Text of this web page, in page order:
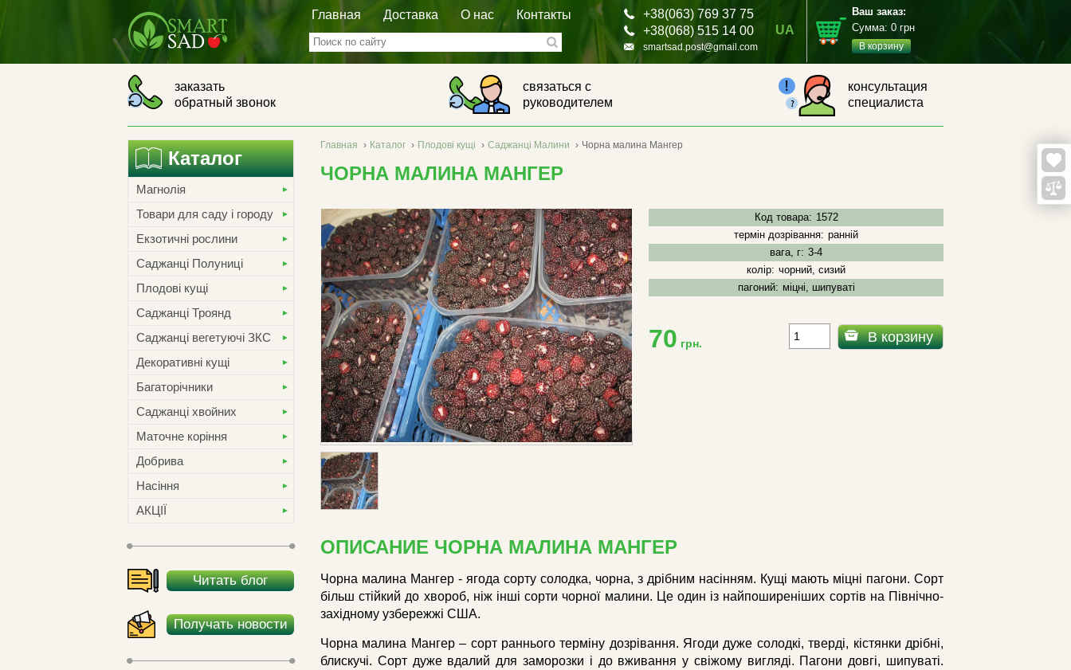
Главная Доставка О нас Контакты
+38(063) 769 37 75
+38(068) 515 14 00
smartsad.post@gmail.com
UA
Ваш заказ:
Сумма: 0 грн
В корзину
заказать
обратный звонок
связаться с
руководителем
консультация
специалиста
Каталог
Магнолія
Товари для саду і городу
Екзотичні рослини
Саджанці Полуниці
Плодові кущі
Саджанці Троянд
Саджанці вегетуючі ЗКС
Декоративні кущі
Багаторічники
Саджанці хвойних
Маточне коріння
Добрива
Насіння
АКЦІЇ
Читать блог
Получать новости
Главная › Каталог › Плодові кущі › Саджанці Малини › Чорна малина Мангер
ЧОРНА МАЛИНА МАНГЕР
Код товара: 1572
термін дозрівання: ранній
вага, г: 3-4
колір: чорний, сизий
пагоний: міцні, шипуваті
70 грн. В корзину
ОПИСАНИЕ ЧОРНА МАЛИНА МАНГЕР
Чорна малина Мангер - ягода сорту солодка, чорна, з дрібним насінням. Кущі мають міцні пагони. Сорт
більш стійкий до хвороб, ніж інші сорти чорної малини. Це один із найпоширеніших сортів на Північно-
західному узбережжі США.
Чорна малина Мангер – сорт раннього терміну дозрівання. Ягоди дуже солодкі, тверді, кістянки дрібні,
блискучі. Сорт дуже вдалий для заморозки і до вживання у свіжому вигляді. Пагони довгі, шипуваті.